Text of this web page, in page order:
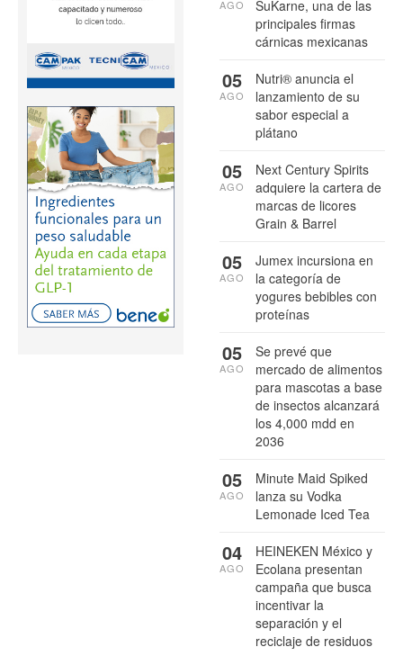
SuKarne, una de las
principales firmas
cárnicas mexicanas
AGO
Nutri® anuncia el
lanzamiento de su
sabor especial a
plátano
05
AGO
Next Century Spirits
adquiere la cartera de
marcas de licores
Grain & Barrel
05
AGO
Jumex incursiona en
la categoría de
yogures bebibles con
proteínas
05
AGO
Se prevé que
mercado de alimentos
para mascotas a base
de insectos alcanzará
los 4,000 mdd en
2036
05
AGO
Minute Maid Spiked
lanza su Vodka
Lemonade Iced Tea
05
AGO
HEINEKEN México y
Ecolana presentan
campaña que busca
incentivar la
separación y el
reciclaje de residuos
04
AGO